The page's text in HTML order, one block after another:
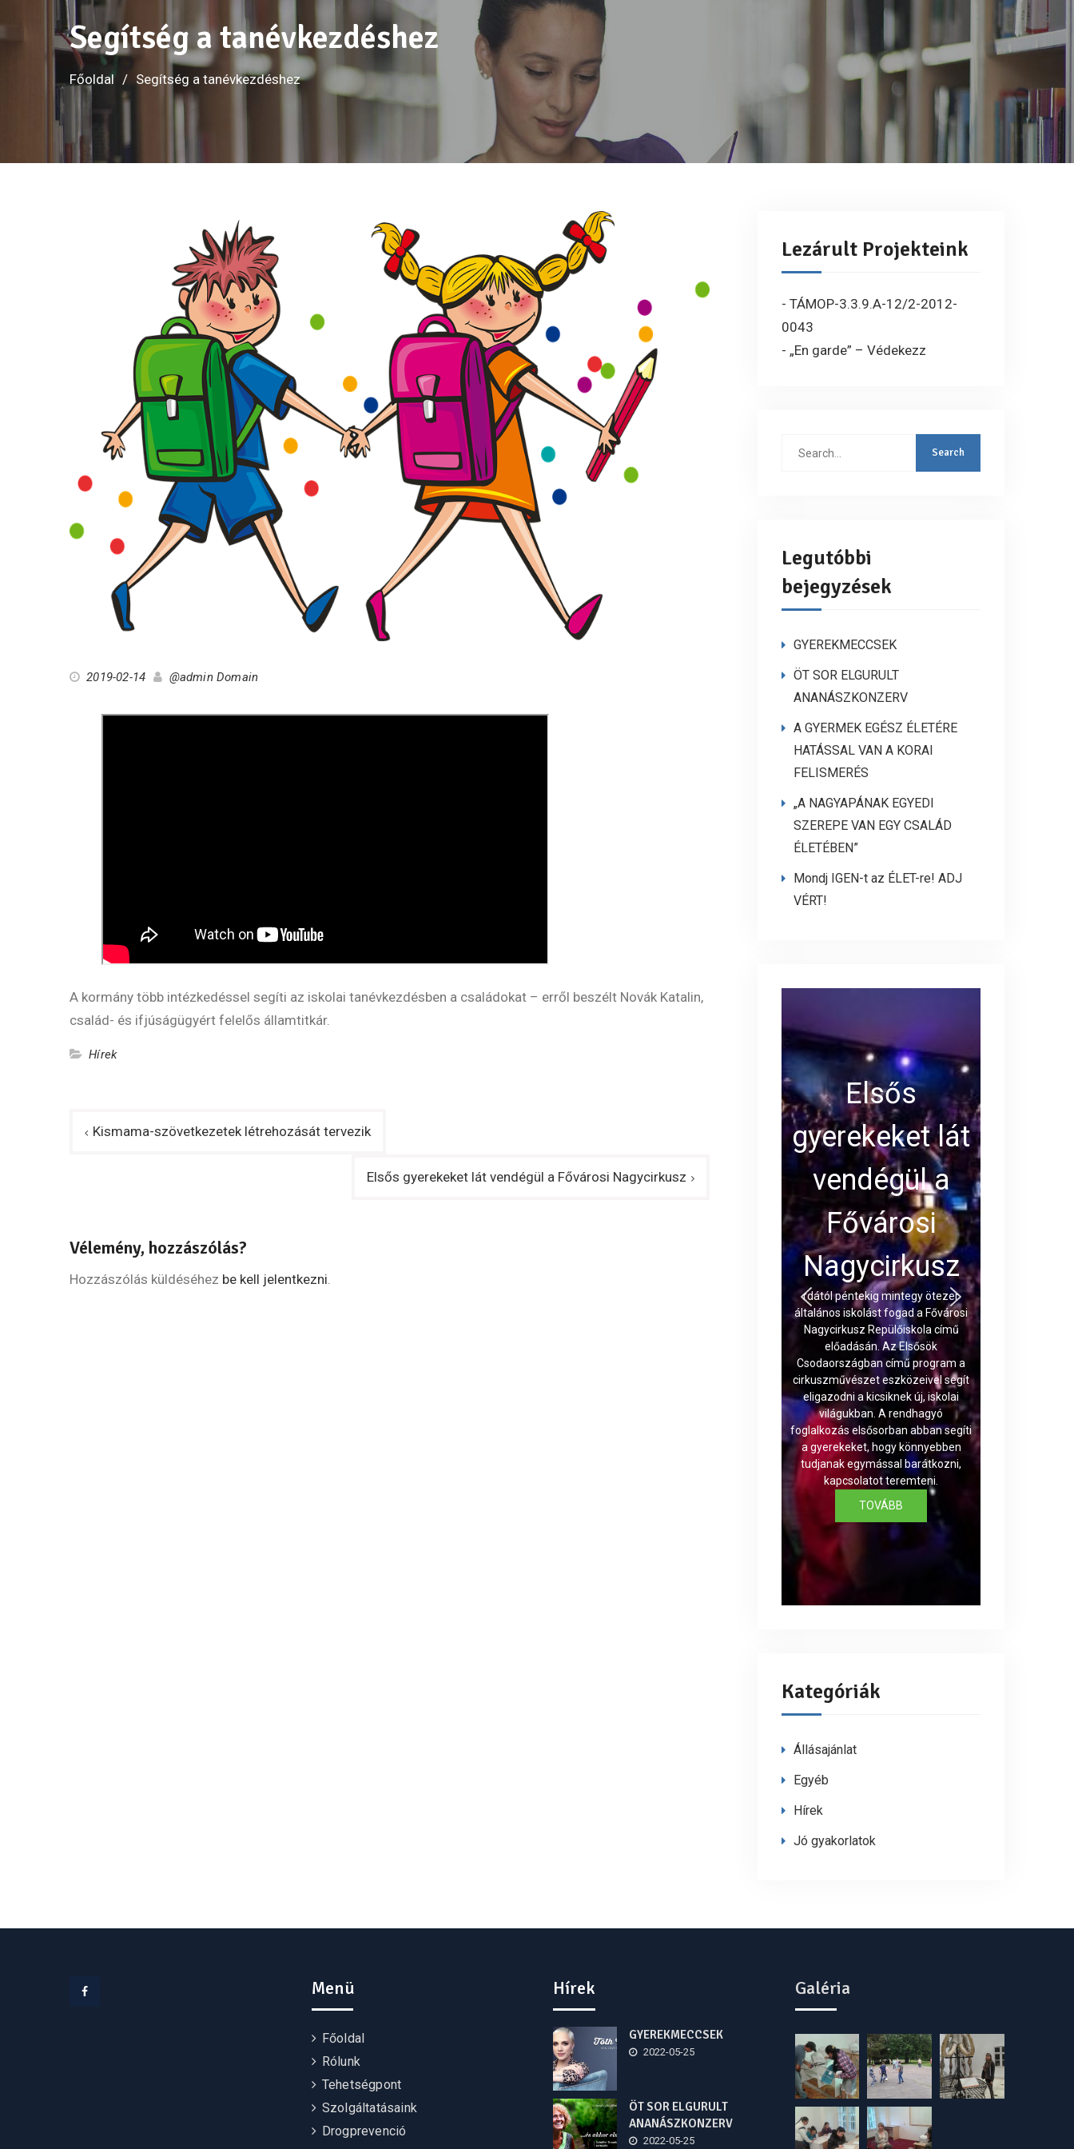
Segítség a tanévkezdéshez
Főoldal Segítség a tanévkezdéshez
2019-02-14 @admin Domain
A kormány több intézkedéssel segíti az iskolai tanévkezdésben a családokat – erről beszélt Novák Katalin,
család- és ifjúságügyért felelős államtitkár.
Hírek
Bejegyzés
Kismama-szövetkezetek létrehozását tervezik
Elsős gyerekeket lát vendégül a Fővárosi Nagycirkusz
Vélemény, hozzászólás?
Hozzászólás küldéséhez be kell jelentkezni.
Lezárult Projekteink
- TÁMOP-3.3.9.A-12/2-2012-
0043
- „En garde” – Védekezz
Search
Legutóbbi
bejegyzések
GYEREKMECCSEK
ÖT SOR ELGURULT
ANANÁSZKONZERV
A GYERMEK EGÉSZ ÉLETÉRE
HATÁSSAL VAN A KORAI
FELISMERÉS
„A NAGYAPÁNAK EGYEDI
SZEREPE VAN EGY CSALÁD
ÉLETÉBEN”
Mondj IGEN-t az ÉLET-re! ADJ
VÉRT!
Elsős
gyerekeket lát
vendégül a
Fővárosi
Nagycirkusz
rdától péntekig mintegy ötezer
általános iskolást fogad a Fővárosi
Nagycirkusz Repülőiskola című
előadásán. Az Elsősök
Csodaországban című program a
cirkuszművészet eszközeivel segít
eligazodni a kicsiknek új, iskolai
világukban. A rendhagyó
foglalkozás elsősorban abban segíti
a gyerekeket, hogy könnyebben
tudjanak egymással barátkozni,
kapcsolatot teremteni.
TOVÁBB
Kategóriák
Állásajánlat
Egyéb
Hírek
Jó gyakorlatok
Menü
Főoldal
Rólunk
Tehetségpont
Szolgáltatásaink
Drogprevenció
Hírek
GYEREKMECCSEK
2022-05-25
ÖT SOR ELGURULT
ANANÁSZKONZERV
2022-05-25
Galéria